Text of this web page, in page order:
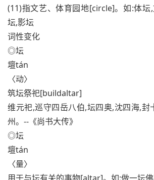
(11)指文艺、体育园地[circle]。如:体坛
坛,影坛
词性变化
◎坛
壇tán
〈动〉
筑坛祭祀[buildaltar]
维元祀,巡守四岳八伯,坛四奥,沈四海,封
州。--《尚书大传》
◎坛
壇tán
〈量〉